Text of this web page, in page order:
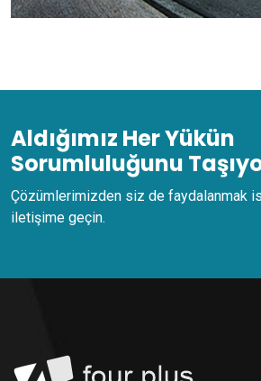
Aldığımız Her Yükün
Sorumluluğunu
Çözümlerimizden siz de faydalanmak
iletişime geçin.